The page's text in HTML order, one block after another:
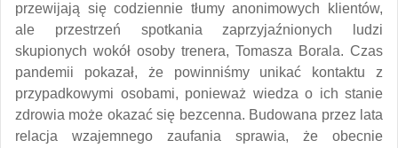
przewijają się codziennie tłumy anonimowych klientów,
ale przestrzeń spotkania zaprzyjaźnionych ludzi
skupionych wokół osoby trenera, Tomasza Borala. Czas
pandemii pokazał, że powinniśmy unikać kontaktu z
przypadkowymi osobami, ponieważ wiedza o ich stanie
zdrowia może okazać się bezcenna. Budowana przez lata
relacja wzajemnego zaufania sprawia, że obecnie